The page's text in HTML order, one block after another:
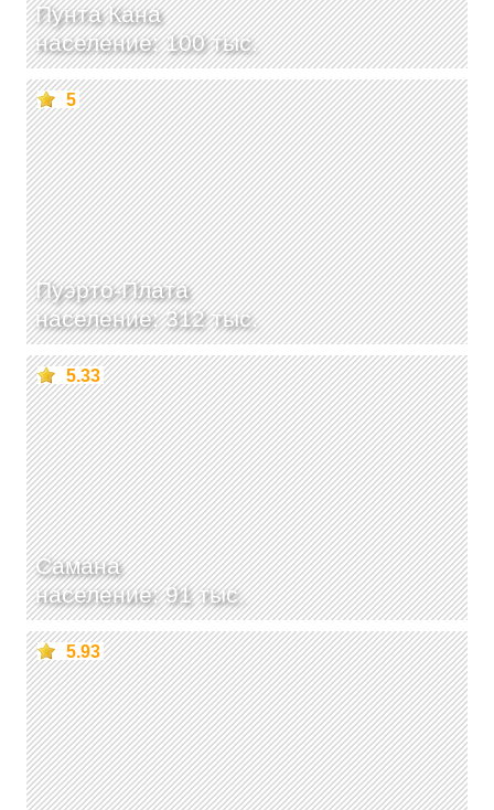
Пунта Кана
население: 100 тыс.
Пуэрто-Плата
население: 312 тыс.
5
Самана
население: 91 тыс.
5.33
5.93